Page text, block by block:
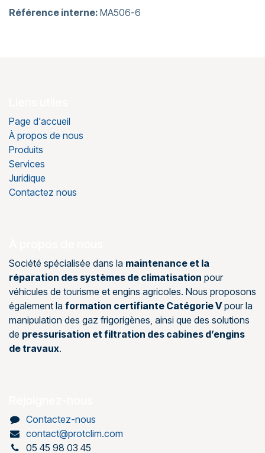
Référence interne: MA506-6
Page d'accueil
À propos de nous
Produits
Services
Juridique
Contactez nous
Société spécialisée dans la maintenance et la
réparation des systèmes de climatisation pour
véhicules de tourisme et engins agricoles. Nous proposons
également la formation certifiante Catégorie Vpour la
manipulation des gaz frigorigènes, ainsi que des solutions
de pressurisation et filtration des cabines d’engins
de travaux.
Contactez-nous
contact@protclim.com
05 45 98 03 45